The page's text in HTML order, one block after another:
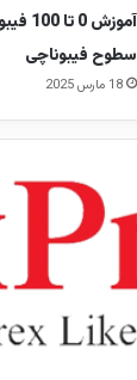
سطوح فیبوناچی
18 مارس 2025